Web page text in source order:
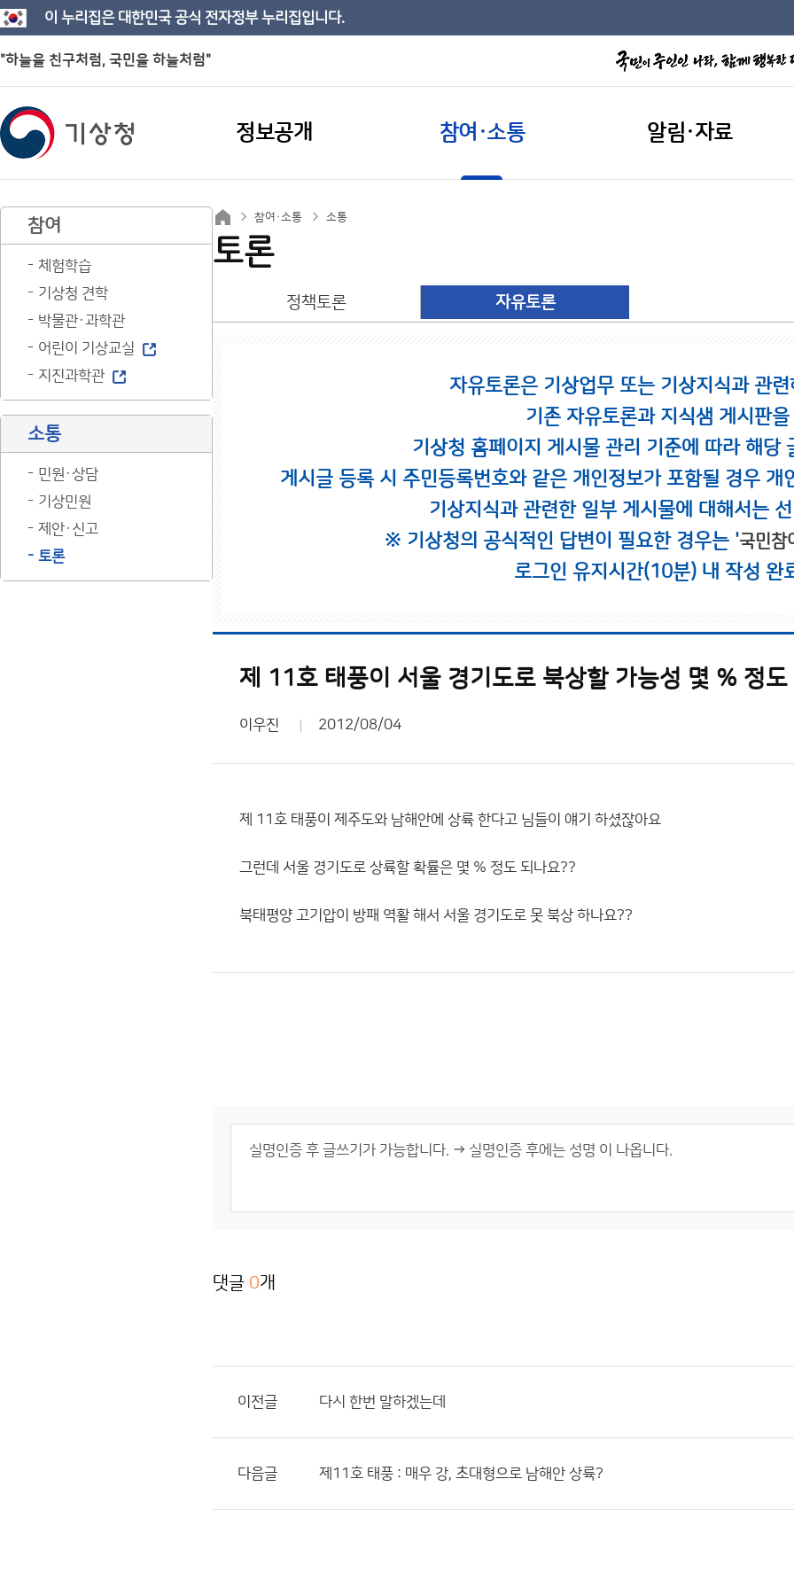
이 누리집은 대한민국 공식 전자정부 누리집입니다.
"하늘을 친구처럼, 국민을 하늘처럼"
정보공개 참여·소통 알림·자료
참여
체험학습
기상청 견학
박물관·과학관
어린이 기상교실
지진과학관
소통
민원·상담
기상민원
제안·신고
토론
참여·소통 소통
토론
정책토론 자유토론
자유토론은 기상업무 또는 기상지식과 관
기존 자유토론과 지식샘 게시판
기상청 홈페이지 게시물 관리 기준에 따라 해당
게시글 등록 시 주민등록번호와 같은 개인정보가 포함될 경우
기상지식과 관련한 일부 게시물에 대해서는
※ 기상청의 공식적인 답변이 필요한 경우는 '국민참
로그인 유지시간(10분) 내 작성 완
제 11호 태풍이 서울 경기도로 북상할 가능성 몇 % 정
이우진 2012/08/04
제 11호 태풍이 제주도와 남해안에 상륙 한다고 님들이 얘기 하셨잖아요
그런데 서울 경기도로 상륙할 확률은 몇 % 정도 되나요??
북태평양 고기압이 방패 역활 해서 서울 경기도로 못 북상 하나요??
댓글 0개
이전글 다시 한번 말하겠는데
다음글 제11호 태풍 : 매우 강, 초대형으로 남해안 상륙?